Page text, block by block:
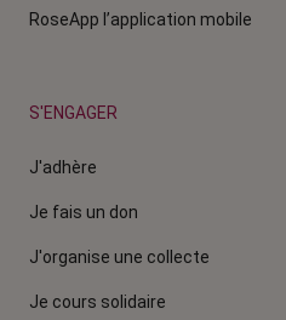
RoseApp l’application mobile
S'ENGAGER
J'adhère
Je fais un don
J'organise une collecte
Je cours solidaire